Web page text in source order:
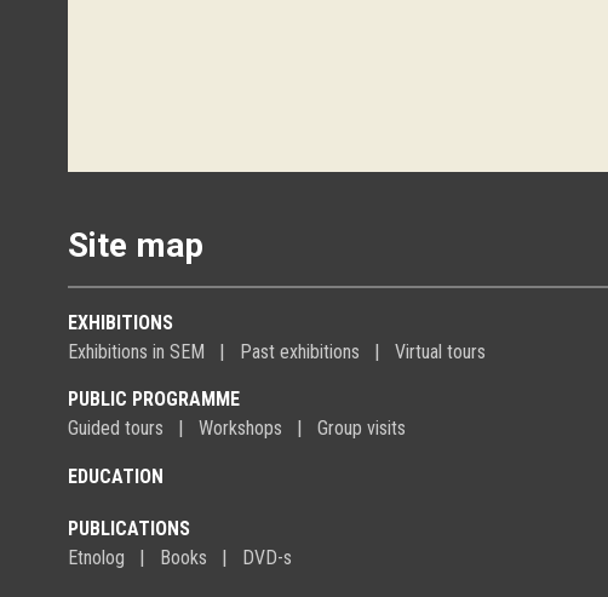
Site map
EXHIBITIONS
Exhibitions in SEM
Past exhibitions Virtual tours
PUBLIC PROGRAMME
Guided tours
Workshops Group visits
EDUCATION
PUBLICATIONS
Etnolog
Books DVD-s